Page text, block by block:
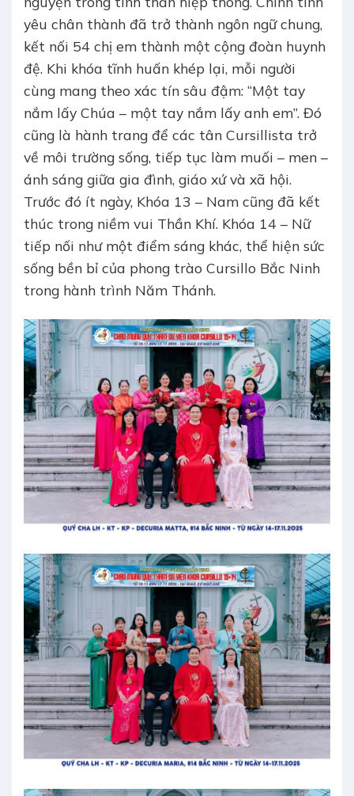
yêu chân thành đã trở thành ngôn ngữ chung,
kết nối 54 chị em thành một cộng đoàn huynh
đệ. Khi khóa tĩnh huấn khép lại, mỗi người
cùng mang theo xác tín sâu đậm: “Một tay
nắm lấy Chúa – một tay nắm lấy anh em”. Đó
cũng là hành trang để các tân Cursillista trở
về môi trường sống, tiếp tục làm muối – men –
ánh sáng giữa gia đình, giáo xứ và xã hội.
Trước đó ít ngày, Khóa 13 – Nam cũng đã kết
thúc trong niềm vui Thần Khí. Khóa 14 – Nữ
tiếp nối như một điểm sáng khác, thể hiện sức
sống bền bỉ của phong trào Cursillo Bắc Ninh
trong hành trình Năm Thánh.